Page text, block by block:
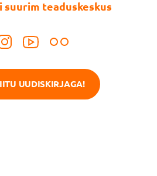
suurim teaduskeskus
UUDISKIRJAGA!